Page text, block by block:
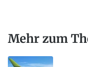
Mehr zum